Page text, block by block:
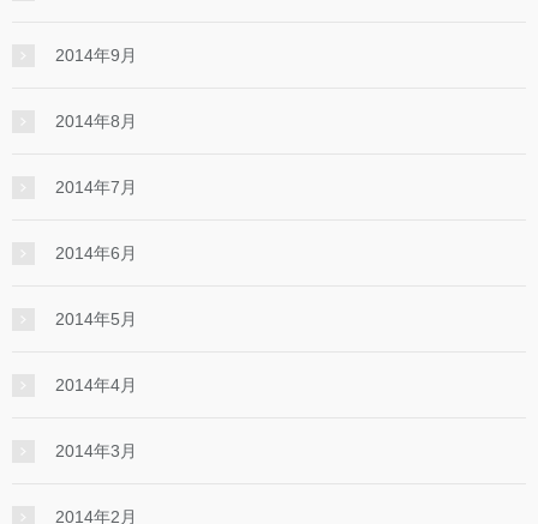
2014年9月
2014年8月
2014年7月
2014年6月
2014年5月
2014年4月
2014年3月
2014年2月